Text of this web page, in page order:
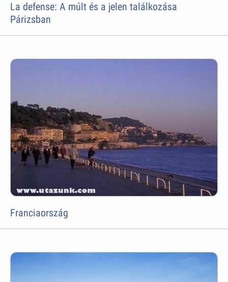
La defense: A múlt és a jelen találkozása
Párizsban
Franciaország